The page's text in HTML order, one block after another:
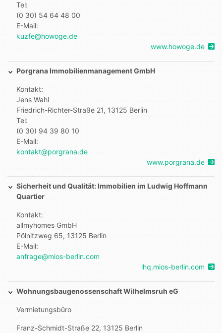
Tel:
(0 30) 54 64 48 00
E-Mail:
kuzfe@howoge.de
www.howoge.de
Porgrana Immobilienmanagement GmbH
Kontakt:
Jens Wahl
Friedrich-Richter-Straße 21, 13125 Berlin
Tel:
(0 30) 94 39 80 10
E-Mail:
kontakt@porgrana.de
www.porgrana.de
Sicherheit und Qualität: Immobilien im Ludwig Hoffmann
Quartier
Kontakt:
allmyhomes GmbH
Pölnitzweg 65, 13125 Berlin
E-Mail:
anfrage@mios-berlin.com
lhq.mios-berlin.com
Wohnungsbaugenossenschaft Wilhelmsruh eG
Vermietungsbüro
Franz-Schmidt-Straße 22, 13125 Berlin